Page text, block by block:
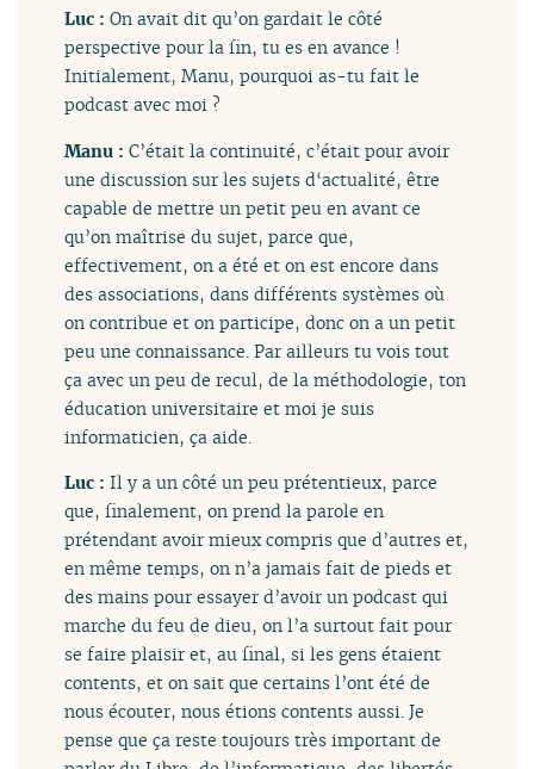
Luc :On avait dit qu’on gardait le côté
perspective pour la fin, tu es en avance !
Initialement, Manu, pourquoi as-tu fait le
podcast avec moi ?
Manu :C’était la continuité, c’était pour avoir
une discussion sur les sujets d‘actualité, être
capable de mettre un petit peu en avant ce
qu’on maîtrise du sujet, parce que,
effectivement, on a été et on est encore dans
des associations, dans différents systèmes où
on contribue et on participe, donc on a un petit
peu une connaissance. Par ailleurs tu vois tout
ça avec un peu de recul, de la méthodologie, ton
éducation universitaire et moi je suis
informaticien, ça aide.
Luc :Il y a un côté un peu prétentieux, parce
que, finalement, on prend la parole en
prétendant avoir mieux compris que d’autres et,
en même temps, on n’a jamais fait de pieds et
des mains pour essayer d’avoir un podcast qui
marche du feu de dieu, on l’a surtout fait pour
se faire plaisir et, au final, si les gens étaient
contents, et on sait que certains l’ont été de
nous écouter, nous étions contents aussi. Je
pense que ça reste toujours très important de